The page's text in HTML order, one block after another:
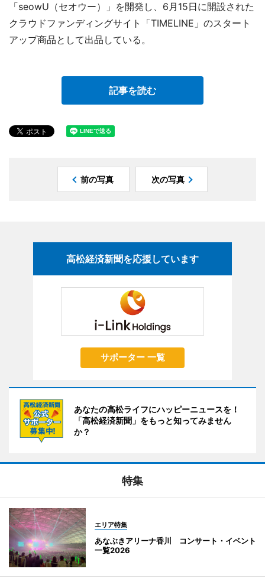
「seowU（セオウー）」を開発し、6月15日に開設された
クラウドファンディングサイト「TIMELINE」のスタート
アップ商品として出品している。
記事を読む
前の写真 次の写真
高松経済新聞を応援しています
サポーター 一覧
あなたの高松ライフにハッピーニュースを！
「高松経済新聞」をもっと知ってみません
か？
特集
エリア特集
あなぶきアリーナ香川 コンサート・イベント
一覧2026